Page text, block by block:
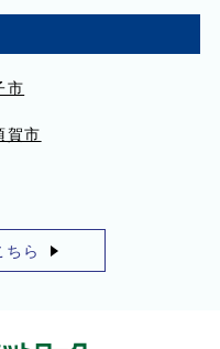
市
賀市
ら